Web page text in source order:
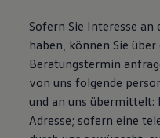
Sofern Sie Interesse an
haben, können Sie
Beratungstermin
von uns folgende
und an uns übermittelt:
Adresse; sofern eine